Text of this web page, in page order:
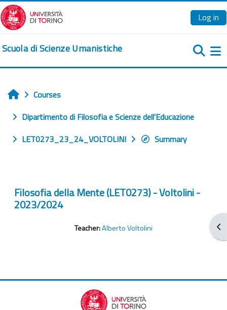
Skip to main content
Log in
Scuola di Scienze Umanistiche
Home
Courses
Dipartimento di Filosofia e Scienze dell'Educazione
LET0273_23_24_VOLTOLINI
Summary
Filosofia della Mente (LET0273) - Voltolini -
2023/2024
Teacher:Alberto Voltolini